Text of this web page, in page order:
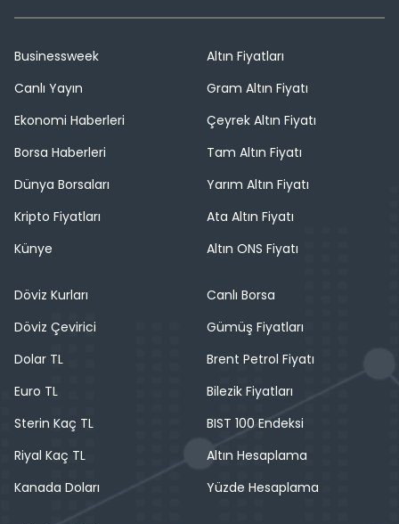
Businessweek
Canlı Yayın
Ekonomi Haberleri
Borsa Haberleri
Dünya Borsaları
Kripto Fiyatları
Künye
Altın Fiyatları
Gram Altın Fiyatı
Çeyrek Altın Fiyatı
Tam Altın Fiyatı
Yarım Altın Fiyatı
Ata Altın Fiyatı
Altın ONS Fiyatı
Döviz Kurları
Döviz Çevirici
Dolar TL
Euro TL
Sterin Kaç TL
Riyal Kaç TL
Kanada Doları
Canlı Borsa
Gümüş Fiyatları
Brent Petrol Fiyatı
Bilezik Fiyatları
BIST 100 Endeksi
Altın Hesaplama
Yüzde Hesaplama